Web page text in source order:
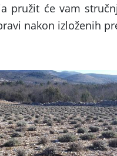
pružit će vam
nakon izloženih